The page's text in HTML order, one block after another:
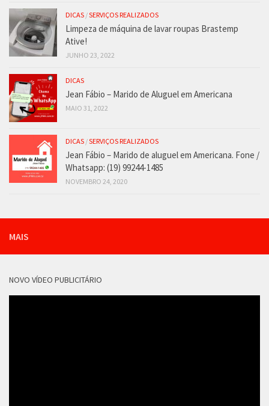
DICAS /SERVIÇOS REALIZADOS
Limpeza de máquina de lavar roupas Brastemp
Ative!
JUNHO 23, 2022
DICAS
Jean Fábio – Marido de Aluguel em Americana
MAIO 31, 2022
DICAS /SERVIÇOS REALIZADOS
Jean Fábio – Marido de aluguel em Americana. Fone /
Whatsapp: (19) 99244-1485
NOVEMBRO 24, 2020
MAIS
NOVO VÍDEO PUBLICITÁRIO